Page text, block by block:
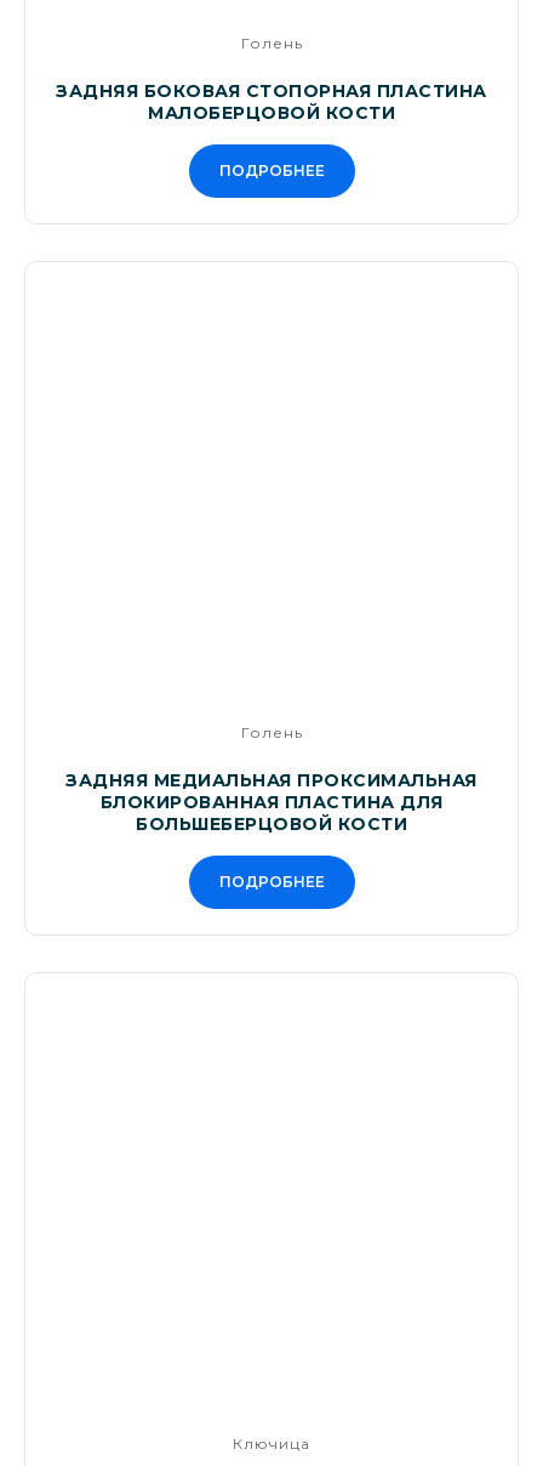
Голень
ЗАДНЯЯ БОКОВАЯ СТОПОРНАЯ ПЛАСТИНА
МАЛОБЕРЦОВОЙ КОСТИ
ПОДРОБНЕЕ
Голень
ЗАДНЯЯ МЕДИАЛЬНАЯ ПРОКСИМАЛЬНАЯ
БЛОКИРОВАННАЯ ПЛАСТИНА ДЛЯ
БОЛЬШЕБЕРЦОВОЙ КОСТИ
ПОДРОБНЕЕ
Ключица